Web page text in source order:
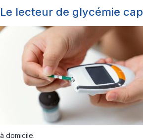
Le lecteur de glycémie
à domicile.